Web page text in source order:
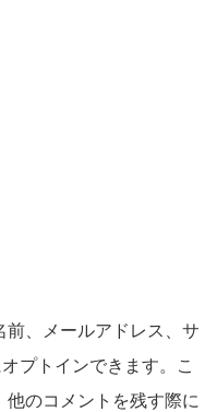
、メールアドレス、サ
プトインできます。こ
のコメントを残す際に